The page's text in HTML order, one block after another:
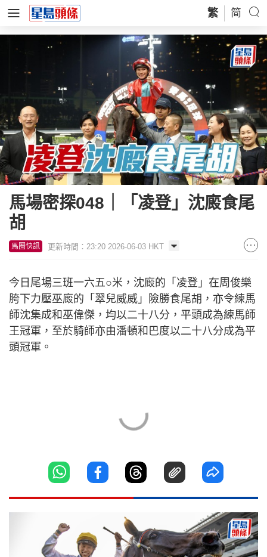
繁 简
馬場密探048｜「凌登」沈廄食尾
胡
馬圈快訊 更新時間：23:20 2026-06-03 HKT
今日尾場三班一六五○米，沈廄的「凌登」在周俊樂
胯下力壓巫廄的「翠兒威威」險勝食尾胡，亦令練馬
師沈集成和巫偉傑，均以二十八分，平頭成為練馬師
王冠軍，至於騎師亦由潘頓和巴度以二十八分成為平
頭冠軍。